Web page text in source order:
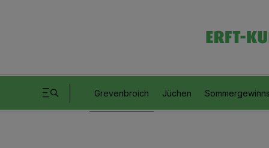
Grevenbroich Jüchen